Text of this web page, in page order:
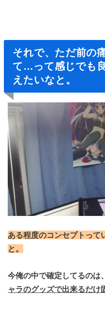
それで、ただ前の
て…って感じでも
えたいなと。
ある程度のコンセプトって
と。
今俺の中で確定してるのは
ャラのグッズで出来るだけ